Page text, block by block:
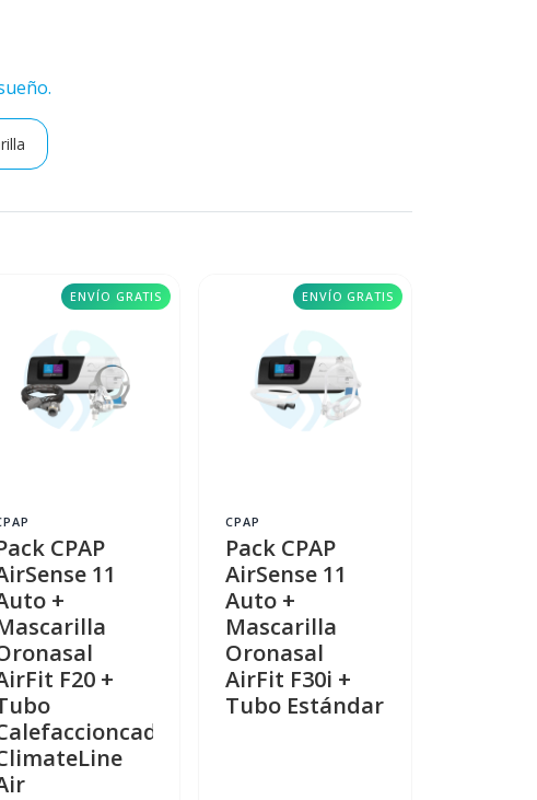
ENVÍO GRATIS
CPAP
11
+
F20 +
ENVÍO GRATIS
CPAP
Pack CPAP
AirSense 11
Auto +
Mascarilla
Oronasal
AirFit F30i +
Tubo Estándar